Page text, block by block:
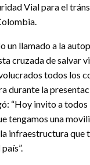
Vial para el
un llamado a la
cruzada de salvar
todos los
durante la
“Hoy invito a todos
tengamos una
infraestructura que